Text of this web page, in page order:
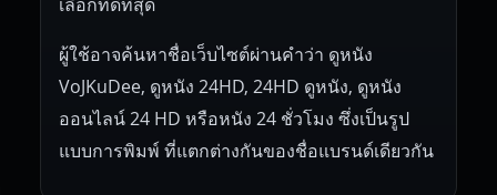
ผู้ใช้อาจค้นหาชื่อเว็บไซต์ผ่านคำว่า ดูหนัง
VoJKuDee, ดูหนัง 24HD, 24HD ดูหนัง, ดูหนัง
ออนไลน์ 24 HD หรือหนัง 24 ชั่วโมง ซึ่งเป็นรูป
แบบการพิมพ์ ที่แตกต่างกันของชื่อแบรนด์เดียวกัน